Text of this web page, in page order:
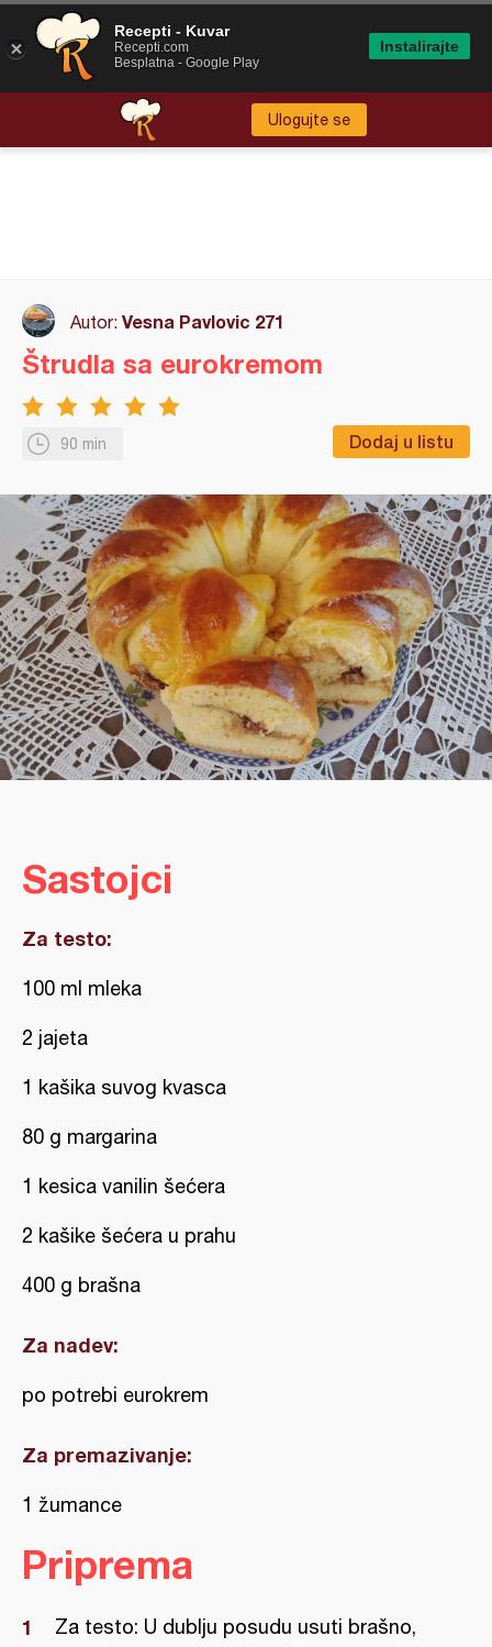
Ulogujte se
Autor: Vesna Pavlovic 271
90 min Dodaj u listu
Štrudla sa eurokremom
Sastojci
Za testo:
100 ml mleka
2 jajeta
1 kašika suvog kvasca
80 g margarina
1 kesica vanilin šećera
2 kašike šećera u prahu
400 g brašna
Za nadev:
po potrebi eurokrem
Za premazivanje:
1 žumance
Priprema
Za testo: U dublju posudu usuti brašno,
Recepti - Kuvar
Recepti.com
Besplatna - Google Play
Instalirajte